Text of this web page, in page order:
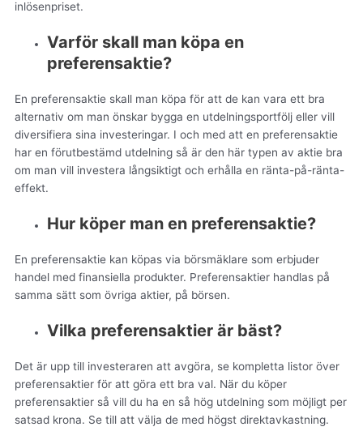
inlösenpriset.
Varför skall man köpa en
preferensaktie?
En preferensaktie skall man köpa för att de kan vara ett bra
alternativ om man önskar bygga en utdelningsportfölj eller vill
diversifiera sina investeringar. I och med att en preferensaktie
har en förutbestämd utdelning så är den här typen av aktie bra
om man vill investera långsiktigt och erhålla en ränta-på-ränta-
effekt.
Hur köper man en preferensaktie?
En preferensaktie kan köpas via börsmäklare som erbjuder
handel med finansiella produkter. Preferensaktier handlas på
samma sätt som övriga aktier, på börsen.
Vilka preferensaktier är bäst?
Det är upp till investeraren att avgöra, se kompletta listor över
preferensaktier för att göra ett bra val. När du köper
preferensaktier så vill du ha en så hög utdelning som möjligt per
satsad krona. Se till att välja de med högst direktavkastning.